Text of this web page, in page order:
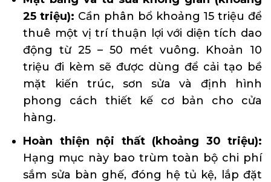
25 triệu): Cần phân bổ khoảng 15 triệu để
thuê một vị trí thuận lợi với diện tích dao
động từ 25 – 50 mét vuông. Khoản 10
triệu đi kèm sẽ được dùng để cải tạo bề
mặt kiến trúc, sơn sửa và định hình
phong cách thiết kế cơ bản cho cửa
hàng.
Hoàn thiện nội thất (khoảng 30 triệu):
Hạng mục này bao trùm toàn bộ chi phí
sắm sửa bàn ghế, đóng hệ tủ kệ, lắp đặt